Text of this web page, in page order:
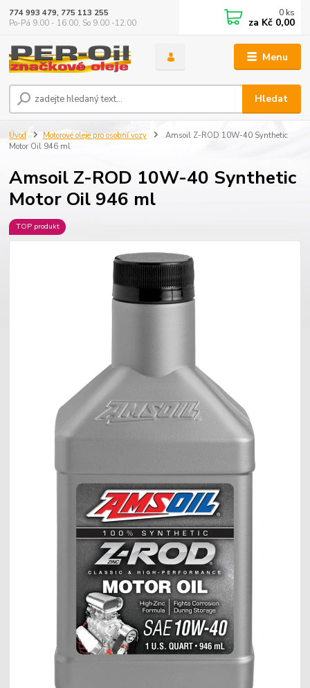
Menu
Hledat
774 993 479, 775 113 255
Po-Pá 9.00 - 16.00, So 9.00 -12.00
0 ks
za Kč 0,00
Úvod Motorové oleje pro osobní vozy
Amsoil Z-ROD 10W-40 Synthetic
Motor Oil 946 ml
Amsoil Z-ROD 10W-40 Synthetic
Motor Oil 946 ml
TOP produkt